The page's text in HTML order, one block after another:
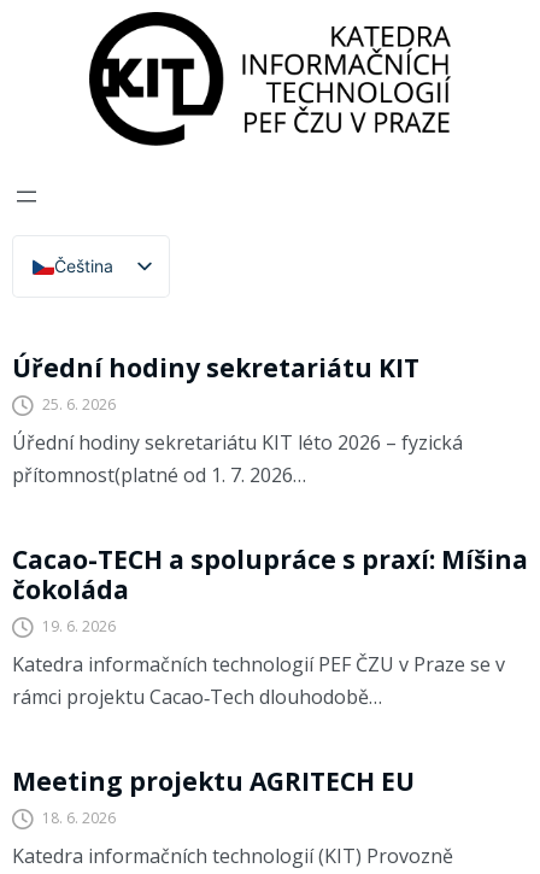
Čeština
English
Katedra informačních technologií >Homepage
Homepage
Aktuální
Úřední hodiny sekretariátu KIT
25. 6. 2026
Úřední hodiny sekretariátu KIT léto 2026 – fyzická
přítomnost(platné od 1. 7. 2026…
Homepage
Cacao-TECH a spolupráce s praxí: Míšina
čokoláda
19. 6. 2026
Katedra informačních technologií PEF ČZU v Praze se v
rámci projektu Cacao‑Tech dlouhodobě…
AGRITECH EU
Meeting projektu AGRITECH EU
18. 6. 2026
Katedra informačních technologií (KIT) Provozně